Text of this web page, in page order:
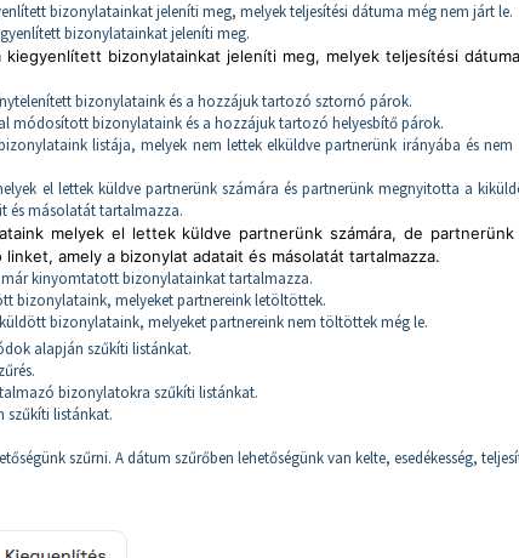
bizonylatainkat jeleníti meg, melyek teljesítési dátuma még nem járt le.
bizonylatainkat jeleníti meg.
bizonylatainkat jeleníti meg, melyek teljesítési
bizonylataink és a hozzájuk tartozó sztornó párok.
módosított bizonylataink és a hozzájuk tartozó helyesbítő párok.
listája, melyek nem lettek elküldve partnerünk irányába és nem
el lettek küldve partnerünk számára és partnerünk megnyitotta a
és másolatát tartalmazza.
melyek el lettek küldve partnerünk számára, de partnerünk
amely a bizonylat adatait és másolatát tartalmazza.
már kinyomtatott bizonylatainkat tartalmazza.
bizonylataink, melyeket partnereink letöltöttek.
bizonylataink, melyeket partnereink nem töltöttek még le.
alapján szűkíti listánkat.
bizonylatokra szűkíti listánkat.
szűkíti listánkat.
szűrni. A dátum szűrőben lehetőségünk van kelte, esedékesség,